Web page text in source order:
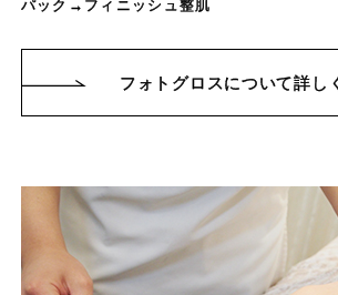
パック→フィニッシュ整肌
フォトグロスについて詳し